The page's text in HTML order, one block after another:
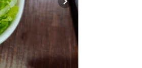
Next slide